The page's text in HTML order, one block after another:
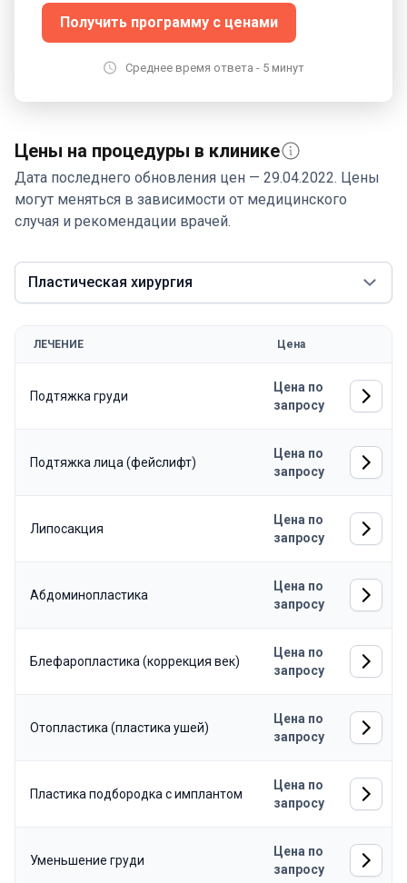
Получить программу с ценами
Среднее время ответа - 5 минут
Цены на процедуры в клинике
Дата последнего обновления цен — 29.04.2022. Цены
могут меняться в зависимости от медицинского
случая и рекомендации врачей.
Пластическая хирургия
ЛЕЧЕНИЕ Цена
Подтяжка груди
Цена по
запросу
Подтяжка лица (фейслифт)
Цена по
запросу
Липосакция
Цена по
запросу
Абдоминопластика
Цена по
запросу
Блефаропластика (коррекция век)
Цена по
запросу
Отопластика (пластика ушей)
Цена по
запросу
Пластика подбородка с имплантом
Цена по
запросу
Уменьшение груди
Цена по
запросу